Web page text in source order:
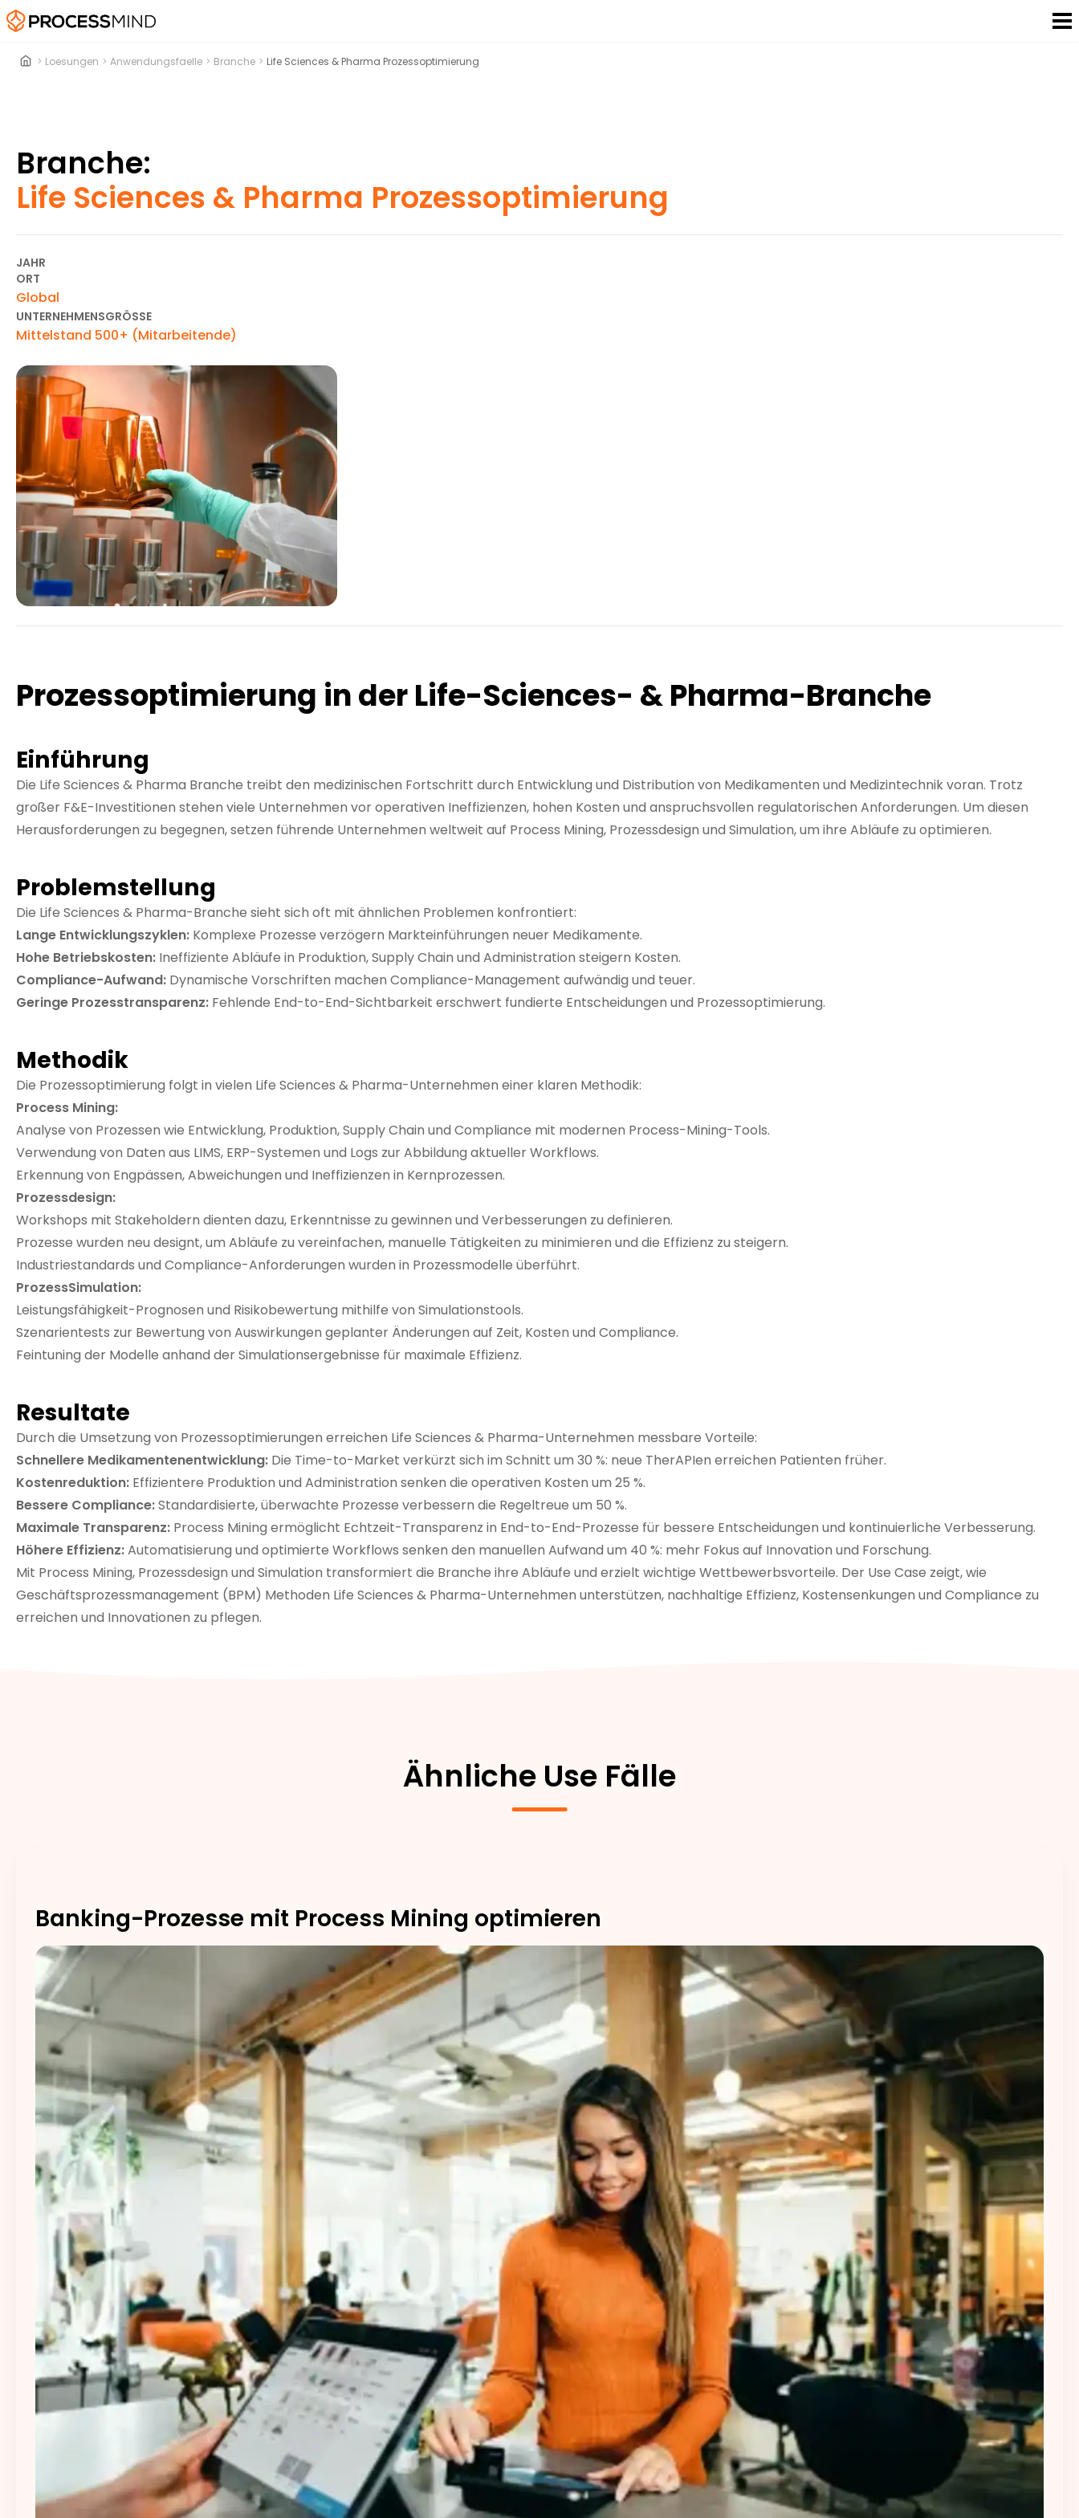
> Loesungen > Anwendungsfaelle > Branche > Life Sciences & Pharma Prozessoptimierung
Branche:
Life Sciences & Pharma Prozessoptimierung
JAHR
ORT
Global
UNTERNEHMENSGRÖSSE
Mittelstand 500+ (Mitarbeitende)
Prozessoptimierung in der Life-Sciences- & Pharma-Branche
Einführung
Die Life Sciences & Pharma Branche treibt den medizinischen Fortschritt durch Entwicklung und Distribution von Medikamenten und Medizintechnik voran. Trotz
großer F&E-Investitionen stehen viele Unternehmen vor operativen Ineffizienzen, hohen Kosten und anspruchsvollen regulatorischen Anforderungen. Um diesen
Herausforderungen zu begegnen, setzen führende Unternehmen weltweit auf Process Mining, Prozessdesign und Simulation, um ihre Abläufe zu optimieren.
Problemstellung
Die Life Sciences & Pharma-Branche sieht sich oft mit ähnlichen Problemen konfrontiert:
Lange Entwicklungszyklen: Komplexe Prozesse verzögern Markteinführungen neuer Medikamente.
Hohe Betriebskosten: Ineffiziente Abläufe in Produktion, Supply Chain und Administration steigern Kosten.
Compliance-Aufwand: Dynamische Vorschriften machen Compliance-Management aufwändig und teuer.
Geringe Prozesstransparenz: Fehlende End-to-End-Sichtbarkeit erschwert fundierte Entscheidungen und Prozessoptimierung.
Methodik
Die Prozessoptimierung folgt in vielen Life Sciences & Pharma-Unternehmen einer klaren Methodik:
Process Mining:
Analyse von Prozessen wie Entwicklung, Produktion, Supply Chain und Compliance mit modernen Process-Mining-Tools.
Verwendung von Daten aus LIMS, ERP-Systemen und Logs zur Abbildung aktueller Workflows.
Erkennung von Engpässen, Abweichungen und Ineffizienzen in Kernprozessen.
Prozessdesign:
Workshops mit Stakeholdern dienten dazu, Erkenntnisse zu gewinnen und Verbesserungen zu definieren.
Prozesse wurden neu designt, um Abläufe zu vereinfachen, manuelle Tätigkeiten zu minimieren und die Effizienz zu steigern.
Industriestandards und Compliance-Anforderungen wurden in Prozessmodelle überführt.
ProzessSimulation:
Leistungsfähigkeit-Prognosen und Risikobewertung mithilfe von Simulationstools.
Szenarientests zur Bewertung von Auswirkungen geplanter Änderungen auf Zeit, Kosten und Compliance.
Feintuning der Modelle anhand der Simulationsergebnisse für maximale Effizienz.
Resultate
Durch die Umsetzung von Prozessoptimierungen erreichen Life Sciences & Pharma-Unternehmen messbare Vorteile:
Schnellere Medikamentenentwicklung: Die Time-to-Market verkürzt sich im Schnitt um 30 %: neue TherAPIen erreichen Patienten früher.
Kostenreduktion: Effizientere Produktion und Administration senken die operativen Kosten um 25 %.
Bessere Compliance:Standardisierte, überwachte Prozesse verbessern die Regeltreue um 50 %.
Maximale Transparenz: Process Mining ermöglicht Echtzeit-Transparenz in End-to-End-Prozesse für bessere Entscheidungen und kontinuierliche Verbesserung.
Höhere Effizienz:Automatisierung und optimierte Workflows senken den manuellen Aufwand um 40 %: mehr Fokus auf Innovation und Forschung.
Mit Process Mining, Prozessdesign und Simulation transformiert die Branche ihre Abläufe und erzielt wichtige Wettbewerbsvorteile. Der Use Case zeigt, wie
Geschäftsprozessmanagement (BPM) Methoden Life Sciences & Pharma-Unternehmen unterstützen, nachhaltige Effizienz, Kostensenkungen und Compliance zu
erreichen und Innovationen zu pflegen.
Ähnliche Use Fälle
Banking-Prozesse mit Process Mining optimieren